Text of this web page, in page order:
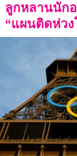
ลูกหลานนัก
“แผนติดห่ว